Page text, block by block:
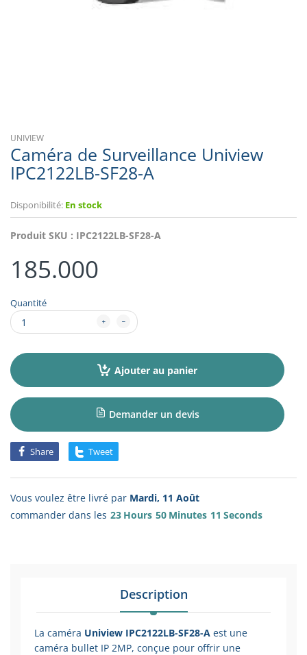
UNIVIEW
Caméra de Surveillance Uniview
IPC2122LB-SF28-A
Disponibilité: En stock
Produit SKU : IPC2122LB-SF28-A
185.000
Quantité
Ajouter au panier
Demander un devis
Share Tweet
Vous voulez être livré par Mardi, 11 Août
commander dans les 23 Hours 50 Minutes 11 Seconds
Description
La caméra Uniview IPC2122LB-SF28-A est une
caméra bullet IP 2MP, conçue pour offrir une